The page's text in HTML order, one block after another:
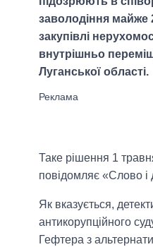
заволодіння майже
закупівлі
внутрішньо
Луганської області.
Таке рішення 1
повідомляє «Слово і
Як вказується,
антикорупційного
Гефтера з